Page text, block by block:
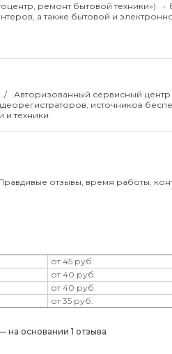
ремонт бытовой техники»)
а также бытовой и
Авторизованный сервисный центр
источников
и техники.
отзывы, время работы,
от 45 руб.
от 40 руб.
от 40 руб.
от 35 руб.
на основании 1 отзыва